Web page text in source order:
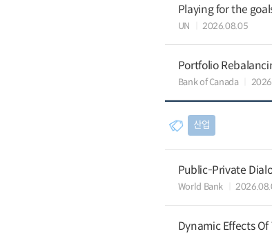
Playing for the
UN 2026.08.05
Portfolio
Bank of Canada
산업
Public-Private
World Bank
Dynamic Effects Of